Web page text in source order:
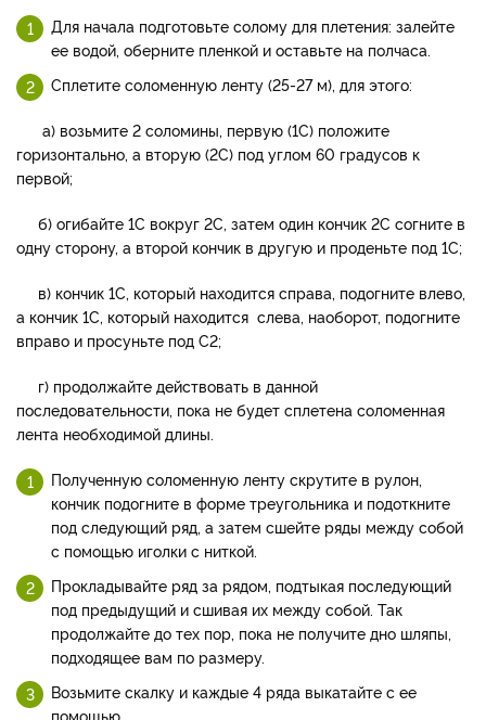
Для начала подготовьте солому для плетения: залейте
ее водой, оберните пленкой и оставьте на полчаса.
Сплетите соломенную ленту (25-27 м), для этого:
а) возьмите 2 соломины, первую (1С) положите
горизонтально, а вторую (2С) под углом 60 градусов к
первой;
б) огибайте 1С вокруг 2С, затем один кончик 2С согните в
одну сторону, а второй кончик в другую и проденьте под 1С;
в) кончик 1С, который находится справа, подогните влево,
а кончик 1С, который находится слева, наоборот, подогните
вправо и просуньте под С2;
г) продолжайте действовать в данной
последовательности, пока не будет сплетена соломенная
лента необходимой длины.
Полученную соломенную ленту скрутите в рулон,
кончик подогните в форме треугольника и подоткните
под следующий ряд, а затем сшейте ряды между собой
с помощью иголки с ниткой.
Прокладывайте ряд за рядом, подтыкая последующий
под предыдущий и сшивая их между собой. Так
продолжайте до тех пор, пока не получите дно шляпы,
подходящее вам по размеру.
Возьмите скалку и каждые 4 ряда выкатайте с ее
помощью.